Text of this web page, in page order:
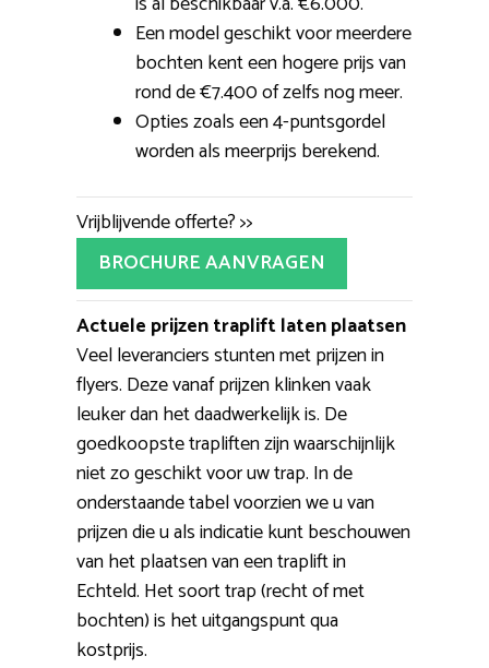
Een model geschikt voor meerdere
bochten kent een hogere prijs van
rond de €7.400 of zelfs nog meer.
Opties zoals een 4-puntsgordel
worden als meerprijs berekend.
Vrijblijvende offerte? >>
BROCHURE AANVRAGEN
Actuele prijzen traplift laten plaatsen
Veel leveranciers stunten met prijzen in
flyers. Deze vanaf prijzen klinken vaak
leuker dan het daadwerkelijk is. De
goedkoopste trapliften zijn waarschijnlijk
niet zo geschikt voor uw trap. In de
onderstaande tabel voorzien we u van
prijzen die u als indicatie kunt beschouwen
van het plaatsen van een traplift in
Echteld. Het soort trap (recht of met
bochten) is het uitgangspunt qua
kostprijs.